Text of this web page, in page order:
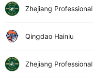
Zhejiang Professional
Qingdao Hainiu
Zhejiang Professional